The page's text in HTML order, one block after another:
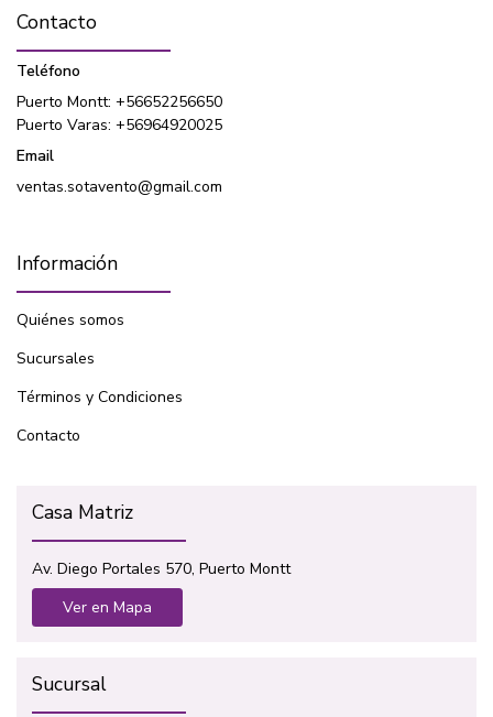
Contacto
Teléfono
Puerto Montt: +56652256650
Puerto Varas: +56964920025
Email
ventas.sotavento@gmail.com
Información
Quiénes somos
Sucursales
Términos y Condiciones
Contacto
Casa Matriz
Av. Diego Portales 570, Puerto Montt
Ver en Mapa
Sucursal